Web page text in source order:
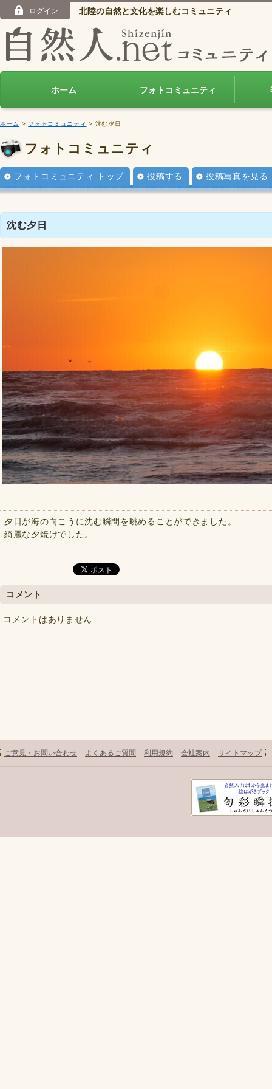
ログイン 北陸の自然と文化を楽しむコミュニティ
ホーム フォトコミュニティ
ホーム > フォトコミュニティ > 沈む夕日
フォトコミュニティ
フォトコミュニティ トップ 投稿する 投稿写真を見る
沈む夕日
夕日が海の向こうに沈む瞬間を眺めることができました。
綺麗な夕焼けでした。
コメント
コメントはありません
ご意見・お問い合わせ よくあるご質問 利用規約 会社案内 サイトマップ